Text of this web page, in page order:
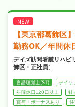
稿
ナ
ビ
ゲ
ー
【東京都葛飾区
勤務OK／年間休
デイズ訪問看護リハビ
飾区・正社員）
言語聴覚士(ST) デイケ
年間休日120日以上
社
賞与・ボーナスあり